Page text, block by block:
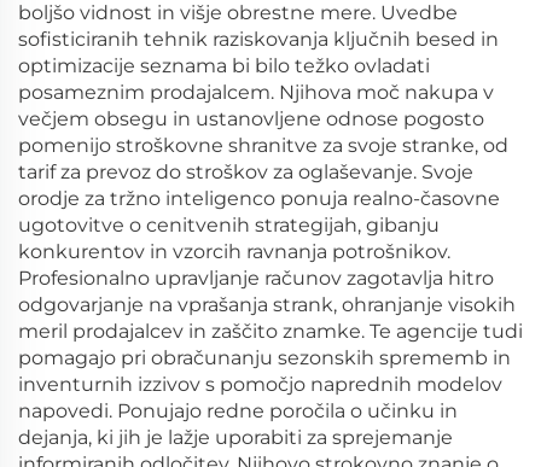
boljšo vidnost in višje obrestne mere. Uvedbe
sofisticiranih tehnik raziskovanja ključnih besed in
optimizacije seznama bi bilo težko ovladati
posameznim prodajalcem. Njihova moč nakupa v
večjem obsegu in ustanovljene odnose pogosto
pomenijo stroškovne shranitve za svoje stranke, od
tarif za prevoz do stroškov za oglaševanje. Svoje
orodje za tržno inteligenco ponuja realno-časovne
ugotovitve o cenitvenih strategijah, gibanju
konkurentov in vzorcih ravnanja potrošnikov.
Profesionalno upravljanje računov zagotavlja hitro
odgovarjanje na vprašanja strank, ohranjanje visokih
meril prodajalcev in zaščito znamke. Te agencije tudi
pomagajo pri obračunanju sezonskih sprememb in
inventurnih izzivov s pomočjo naprednih modelov
napovedi. Ponujajo redne poročila o učinku in
dejanja, ki jih je lažje uporabiti za sprejemanje